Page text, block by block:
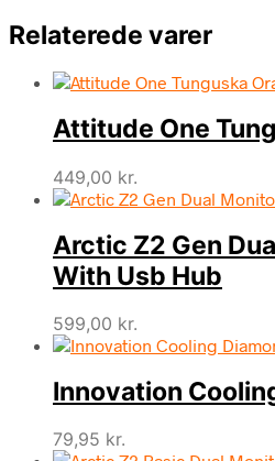
Relaterede varer
Attitude One
449,00 kr.
Arctic Z2 Gen
With Usb Hub
599,00 kr.
Innovation
79,95 kr.